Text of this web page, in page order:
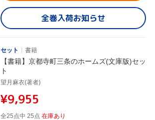
全巻入荷お知らせ
セット 書籍
【書籍】京都寺町三条のホームズ(文庫版)セッ
ト
望月麻衣(著者)
¥9,955
全25点中 25点 在庫あり